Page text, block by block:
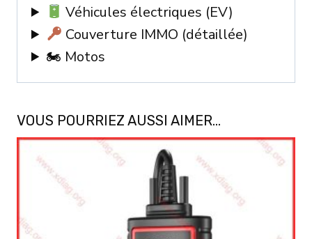
Véhicules électriques (EV)
Couverture IMMO (détaillée)
🏍 Motos
VOUS POURRIEZ AUSSI AIMER…